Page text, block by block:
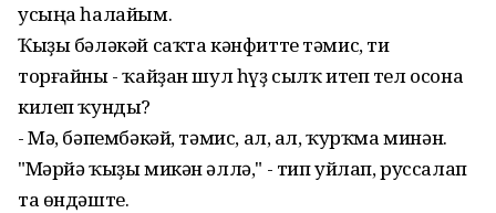
усыңа һалайым.
Ҡыҙы бәләкәй саҡта кәнфитте тәмис, ти
торғайны - ҡайҙан шул һүҙ сылҡ итеп тел осона
килеп ҡунды?
- Мә, бәпембәкәй, тәмис, ал, ал, ҡурҡма минән.
"Мәрйә ҡыҙы микән әллә," - тип уйлап, руссалап
та өндәште.